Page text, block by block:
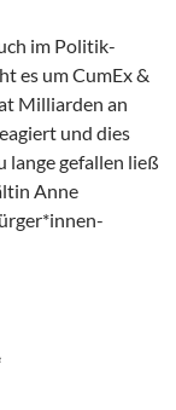
im Politik-
es um CumEx &
Milliarden an
und dies
lange gefallen ließ
Anne